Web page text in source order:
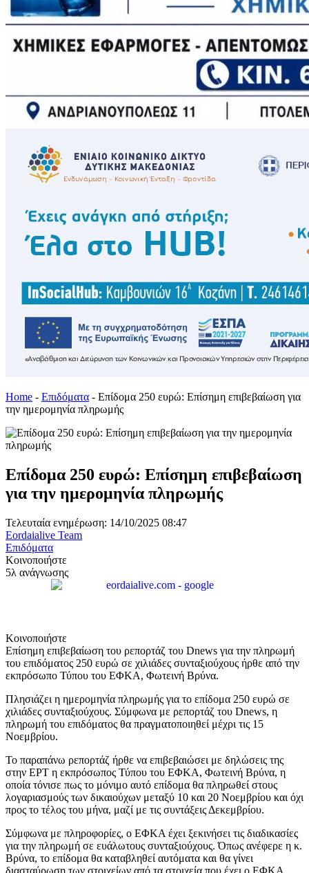
Home - Επιδόματα - Επίδομα 250 ευρώ: Επίσημη επιβεβαίωση για
την ημερομηνία πληρωμής
Επίδομα 250 ευρώ: Επίσημη επιβεβαίωση
για την ημερομηνία πληρωμής
Τελευταία ενημέρωση: 14/10/2025 08:47
Eordaialive Team
Επιδόματα
Κοινοποιήστε
5λ ανάγνωσης
Κοινοποιήστε
Επίσημη επιβεβαίωση του ρεπορτάζ του Dnews για την πληρωμή
του επιδόματος 250 ευρώ σε χιλιάδες συνταξιούχους ήρθε από την
εκπρόσωπο Τύπου του ΕΦΚΑ, Φωτεινή Βρύνα.
Πλησιάζει η ημερομηνία πληρωμής για το επίδομα 250 ευρώ σε
χιλιάδες συνταξιούχους. Σύμφωνα με ρεπορτάζ του Dnews, η
πληρωμή του επιδόματος θα πραγματοποιηθεί μέχρι τις 15
Νοεμβρίου.
Το παραπάνω ρεπορτάζ ήρθε να επιβεβαιώσει με δηλώσεις της
στην ΕΡΤ η εκπρόσωπος Τύπου του ΕΦΚΑ, Φωτεινή Βρύνα, η
οποία τόνισε πως το μόνιμο αυτό επίδομα θα πληρωθεί στους
λογαριασμούς των δικαιούχων μεταξύ 10 και 20 Νοεμβρίου και όχι
προς το τέλος του μήνα, μαζί με τις συντάξεις Δεκεμβρίου.
Σύμφωνα με πληροφορίες, ο ΕΦΚΑ έχει ξεκινήσει τις διαδικασίες
για την πληρωμή σε ευάλωτους συνταξιούχους. Όπως ανέφερε η κ.
Βρύνα, το επίδομα θα καταβληθεί αυτόματα και θα γίνει
διασταύρωση των στοιχείων από τα στοιχεία που έχει ο ΕΦΚΑ.